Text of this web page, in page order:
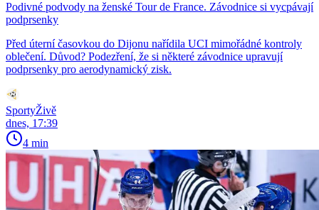
Podivné podvody na ženské Tour de France. Závodnice si vycpávají
podprsenky
Před úterní časovkou do Dijonu nařídila UCI mimořádné kontroly
oblečení. Důvod? Podezření, že si některé závodnice upravují
podprsenky pro aerodynamický zisk.
SportyŽivě
dnes, 17:39
4 min